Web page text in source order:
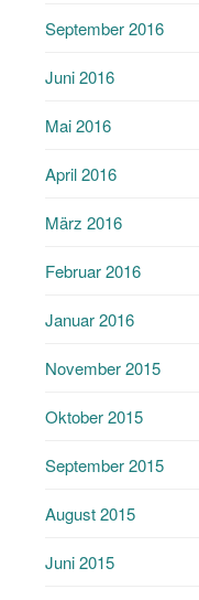
September 2016
Juni 2016
Mai 2016
April 2016
März 2016
Februar 2016
Januar 2016
November 2015
Oktober 2015
September 2015
August 2015
Juni 2015